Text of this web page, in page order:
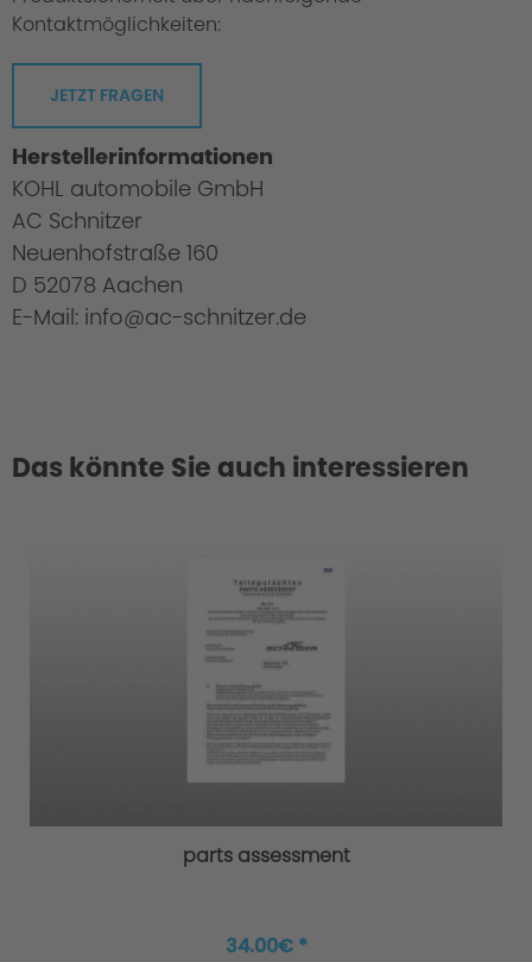
Kontaktmöglichkeiten:
JETZT FRAGEN
Herstellerinformationen
KOHL automobile GmbH
AC Schnitzer
Neuenhofstraße 160
D 52078 Aachen
E-Mail: info@ac-schnitzer.de
Das könnte Sie auch interessieren
parts assessment
34.00€ *